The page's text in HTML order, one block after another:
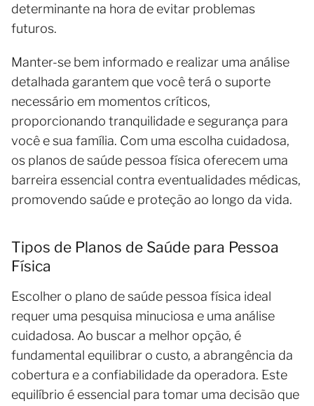
determinante na hora de evitar problemas
futuros.
Manter-se bem informado e realizar uma análise
detalhada garantem que você terá o suporte
necessário em momentos críticos,
proporcionando tranquilidade e segurança para
você e sua família. Com uma escolha cuidadosa,
os planos de saúde pessoa física oferecem uma
barreira essencial contra eventualidades médicas,
promovendo saúde e proteção ao longo da vida.
Tipos de Planos de Saúde para Pessoa
Física
Escolher o plano de saúde pessoa física ideal
requer uma pesquisa minuciosa e uma análise
cuidadosa. Ao buscar a melhor opção, é
fundamental equilibrar o custo, a abrangência da
cobertura e a confiabilidade da operadora. Este
equilíbrio é essencial para tomar uma decisão que